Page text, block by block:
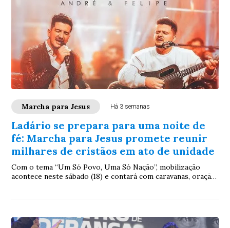
Marcha para Jesus Há 3 semanas
Ladário se prepara para uma noite de
fé: Marcha para Jesus promete reunir
milhares de cristãos em ato de unidade
Com o tema “Um Só Povo, Uma Só Nação”, mobilização
acontece neste sábado (18) e contará com caravanas, oração,